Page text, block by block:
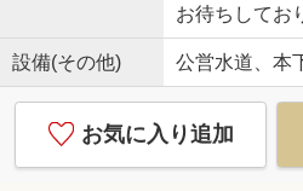
お待ちしてお
設備(その他) 公営水道、本
お気に入り追加